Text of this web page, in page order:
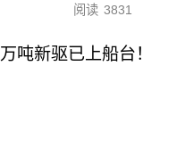
阅读 3831
吨新驱已上船台！